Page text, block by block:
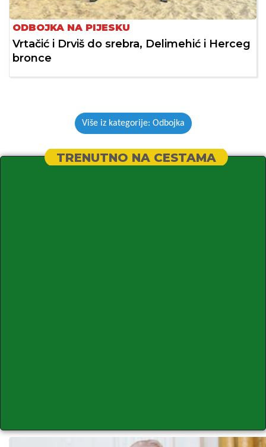
ODBOJKA NA PIJESKU
Vrtačić i Drviš do srebra, Delimehić i Herceg
bronce
Više iz kategorije: Odbojka
TRENUTNO NA CESTAMA